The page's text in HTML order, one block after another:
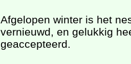
Afgelopen winter is het
vernieuwd, en gelukkig
geaccepteerd.